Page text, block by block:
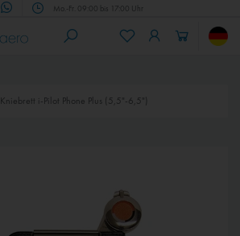
Mo.-Fr. 09:00 bis 17:00 Uhr
Kniebrett i-Pilot Phone Plus (5,5"-6,5")